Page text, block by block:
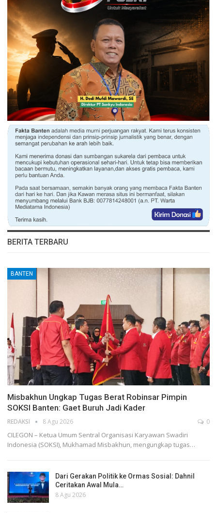
BERITA TERBARU
BANTEN
Misbakhun Ungkap Tugas Berat Robinsar Pimpin
SOKSI Banten: Gaet Buruh Jadi Kader
REDAKSI 8 Agu 2026 0
CILEGON – Ketua Umum Sentral Organisasi Karyawan Swadiri
Indonesia (SOKSI), Mukhamad Misbakhun, mengungkap tugas…
Dari Gerakan Politik ke Ormas Sosial: Dahnil
Ceritakan Awal Mula…
8 Agu 2026